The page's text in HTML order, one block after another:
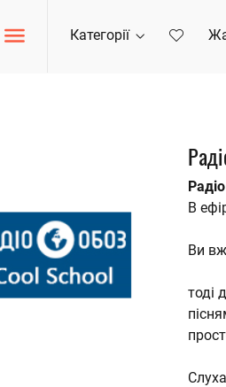
Категорії
В
Ви
тоді